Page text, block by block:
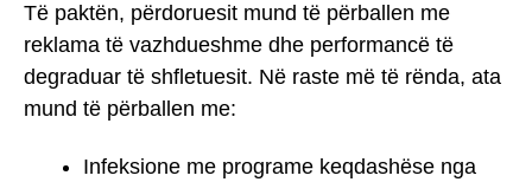
Të paktën, përdoruesit mund të përballen me
reklama të vazhdueshme dhe performancë të
degraduar të shfletuesit. Në raste më të rënda, ata
mund të përballen me:
Infeksione me programe keqdashëse nga